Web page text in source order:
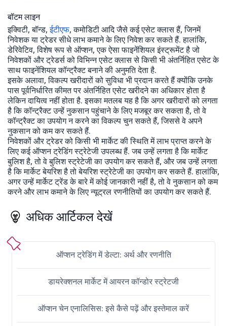
बॉटम लाइन
इक्विटी, बॉन्ड,ईटीएफ, कमोडिटी आदि जैसे कई एसेट क्लास हैं, जिनमें
निवेशक या ट्रेडर सीधे लाभ कमाने के लिए निवेश कर सकते हैं. हालांकि,
डेरिवेटिव, विशेष रूप से ऑप्शन, एक ऐसा फाइनेंशियल इंस्ट्रूमेंट है जो
निवेशकों और ट्रेडर्स को विभिन्न एसेट क्लास से किसी भी अंतर्निहित एसेट के
साथ फाइनेंशियल कॉन्ट्रैक्ट बनाने की अनुमति देता है.
इसके अलावा, विकल्प खरीदारों को सुविधा भी प्रदान करते हैं क्योंकि उनके
पास पूर्वनिर्धारित कीमत पर अंतर्निहित एसेट खरीदने का अधिकार होता है
लेकिन दायित्व नहीं होता है. इसका मतलब यह है कि अगर खरीदारों को लगता
है कि कॉन्ट्रैक्ट उन्हें नुकसान पहुंचाने के लिए मजबूर कर सकता है, तो वे
कॉन्ट्रैक्ट का उपयोग न करने का विकल्प चुन सकते हैं, जिससे वे अपने
नुकसान को कम कर सकते हैं.
निवेशकों और ट्रेडर को किसी भी मार्केट की स्थिति में लाभ प्राप्त करने के
लिए कई ऑप्शन ट्रेडिंग स्ट्रेटेजी उपलब्ध हैं. जब उन्हें लगता है कि मार्केट
बुलिश है, तो वे बुलिश स्ट्रेटेजी का उपयोग कर सकते हैं, और जब उन्हें लगता
है कि मार्केट बेयरिश है तो बेयरिश स्ट्रेटेजी का उपयोग कर सकते हैं. हालांकि,
अगर उन्हें मार्केट ट्रेंड के बारे में कोई जानकारी नहीं है, तो वे नुकसान को कम
करने और लाभ कमाने के लिए न्यूट्रल रणनीतियों का उपयोग कर सकते हैं.
अधिक आर्टिकल देखें
ऑप्शन ट्रेडिंग में डेल्टा: अर्थ और रणनीति
डायरेक्शनल मार्केट में आयरन कॉन्डोर स्ट्रेटजी
ऑप्शन चेन एनालिसिस: इसे कैसे पढ़ें और इस्तेमाल करें